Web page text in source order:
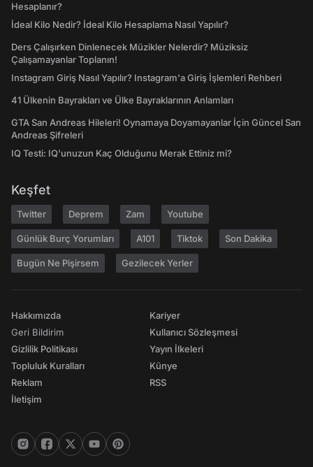
Hesaplanır?
İdeal Kilo Nedir? İdeal Kilo Hesaplama Nasıl Yapılır?
Ders Çalışırken Dinlenecek Müzikler Nelerdir? Müziksiz
Çalışamayanlar Toplanın!
Instagram Giriş Nasıl Yapılır? Instagram'a Giriş İşlemleri Rehberi
41 Ülkenin Bayrakları ve Ülke Bayraklarının Anlamları
GTA San Andreas Hileleri! Oynamaya Doyamayanlar İçin Güncel San
Andreas Şifreleri
IQ Testi: IQ'unuzun Kaç Olduğunu Merak Ettiniz mi?
Keşfet
Twitter Deprem Zam Youtube
Günlük Burç Yorumları A101 Tiktok Son Dakika
Bugün Ne Pişirsem Gezilecek Yerler
Hakkımızda
Geri Bildirim
Gizlilik Politikası
Topluluk Kuralları
Reklam
İletişim
Kariyer
Kullanıcı Sözleşmesi
Yayın İlkeleri
Künye
RSS